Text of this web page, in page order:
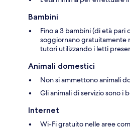
Bambini
Fino a 3 bambini (di età pari
soggiornano gratuitamente
tutori utilizzando i letti
Animali domestici
Non si ammettono animali
Gli animali di servizio sono i
Internet
Wi-Fi gratuito nelle aree